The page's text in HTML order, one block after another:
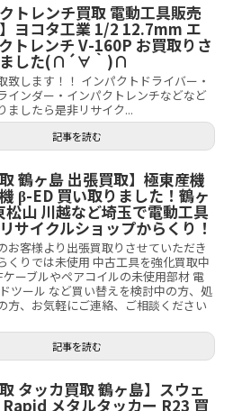
クトレンチ買取 電動工具販売
ヨコタ工業 1/2 12.7mm エ
トレンチ V-160P お買取りさ
ました(∩´∀｀)∩
致します！！ インパクトドライバー・
インダー・インパクトレンチなどなど
ましたら是非リサイク...
記事を読む
取 鶴ヶ島 出張買取】極東産機
β-ED 買い取りました！鶴ヶ
松山 川越など埼玉で電動工具
サイクルショップからくり！
お客様より出張買取りさせていただき
くりでは未使用 中古工具を強化買取中
ケーブルやペアコイルの未使用部材 電
ツール など買い替えを検討中の方、処
方、お気軽にご連絡、ご相談ください
記事を読む
取 タッカ買取 鶴ヶ島】スウェ
メタルタッカー R23 買